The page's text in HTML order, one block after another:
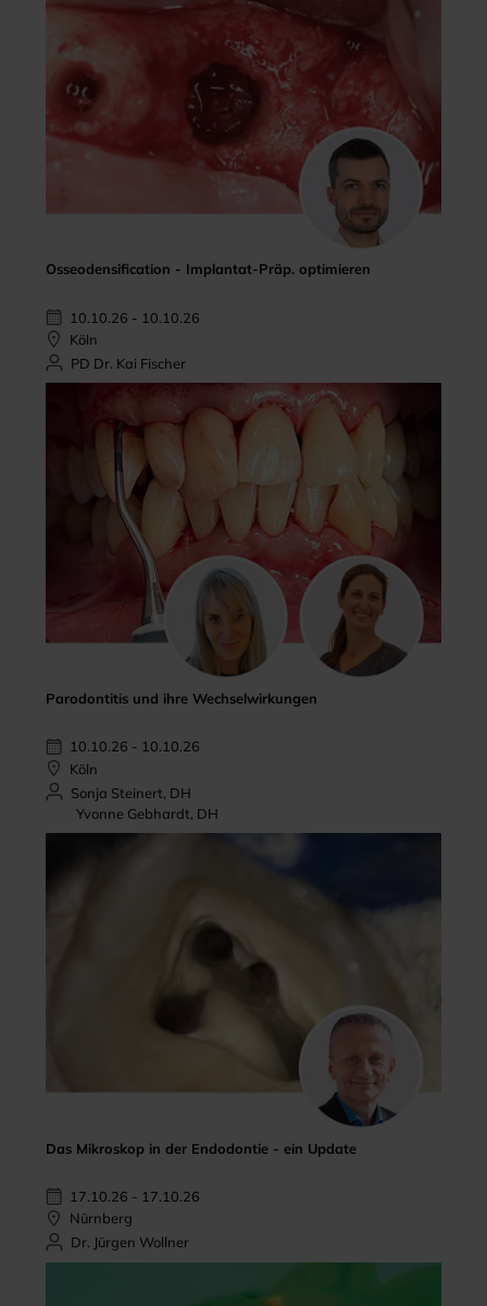
Osseodensification - Implantat-Präp. optimieren
10.10.26 - 10.10.26
Köln
PD Dr. Kai Fischer
Parodontitis und ihre Wechselwirkungen
10.10.26 - 10.10.26
Köln
Sonja Steinert, DH
Yvonne Gebhardt, DH
Das Mikroskop in der Endodontie - ein Update
17.10.26 - 17.10.26
Nürnberg
Dr. Jürgen Wollner